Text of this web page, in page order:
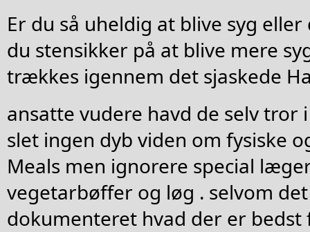
Er du så uheldig at blive syg
du stensikker på at blive mere
trækkes igennem det sjaskede
ansatte vudere havd de selv tror
slet ingen dyb viden om fysiske
Meals men ignorere special
vegetarbøffer og løg . selvom
dokumenteret hvad der er